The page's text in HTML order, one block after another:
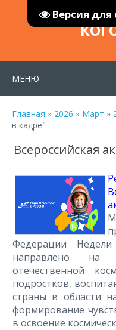
Версия
МЕНЮ
Главная » 2026 » Март »
в кадре"
Всероссийская
Федерации
направлено на
отечественной
подростков,
страны в области
формирование
в освоение